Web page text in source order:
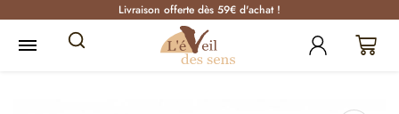
Livraison offerte dès 59€ d'achat !